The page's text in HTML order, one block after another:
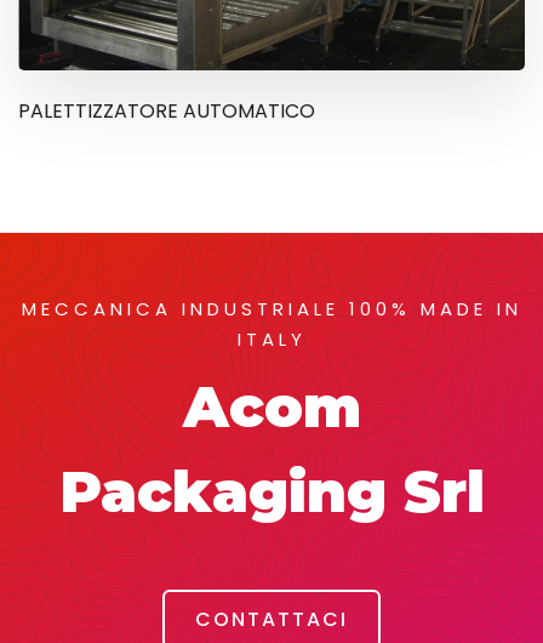
PALETTIZZATORE AUTOMATICO
MECCANICA INDUSTRIALE 100% MADE IN
ITALY
Acom
Packaging Srl
CONTATTACI